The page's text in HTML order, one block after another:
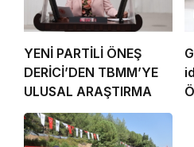
YENİ PARTİLİ ÖNEŞ
DERİCİ’DEN TBMM’YE
ULUSAL ARAŞTIRMA